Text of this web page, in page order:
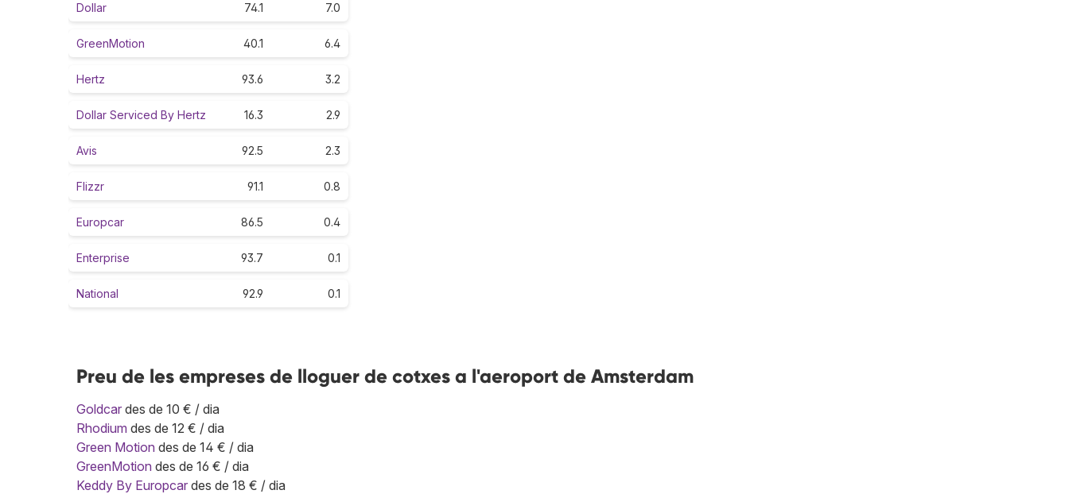
Dollar 74.1 7.0
GreenMotion 40.1 6.4
Hertz 93.6 3.2
Dollar Serviced By Hertz 16.3 2.9
Avis 92.5 2.3
Flizzr 91.1 0.8
Europcar 86.5 0.4
Enterprise 93.7 0.1
National 92.9 0.1
Preu de les empreses de lloguer de cotxes a l'aeroport de Amsterdam
Goldcar des de 10 € / dia
Rhodium des de 12 € / dia
Green Motion des de 14 € / dia
GreenMotion des de 16 € / dia
Keddy By Europcar des de 18 € / dia